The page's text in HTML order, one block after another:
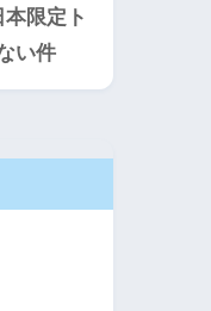
本限定ト
い件